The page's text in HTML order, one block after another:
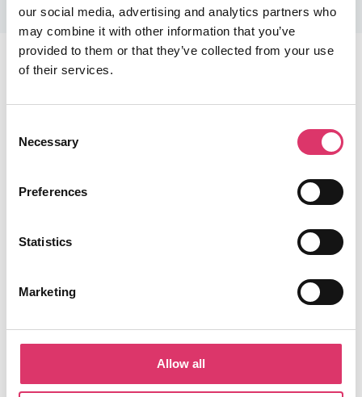
our social media, advertising and analytics partners who
may combine it with other information that you’ve
provided to them or that they’ve collected from your use
of their services.
Selection
Necessary
Preferences
Statistics
Marketing
Allow all
Reichen Sie Ihre Bewerbung